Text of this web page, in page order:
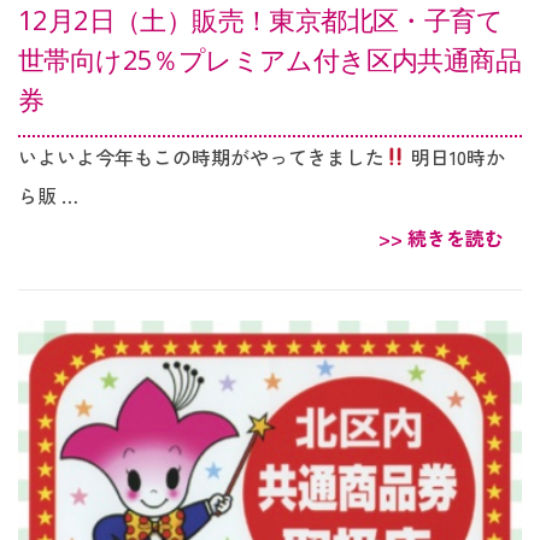
12月2日（土）販売！東京都北区・子育て
世帯向け25％プレミアム付き区内共通商品
券
いよいよ今年もこの時期がやってきました
明日10時か
ら販 …
>> 続きを読む